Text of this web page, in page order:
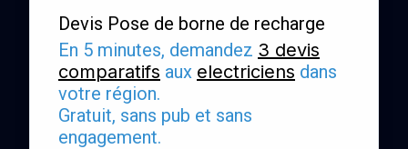
Devis Pose de borne de recharge
En 5 minutes, demandez 3 devis
comparatifs aux electriciens dans
votre région.
Gratuit, sans pub et sans
engagement.